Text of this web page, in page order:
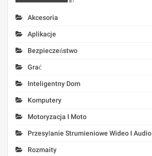
Akcesoria
Aplikacje
Bezpieczeństwo
Grać
Inteligentny Dom
Komputery
Motoryzacja I Moto
Przesyłanie Strumieniowe Wideo I Audio
Rozmaity